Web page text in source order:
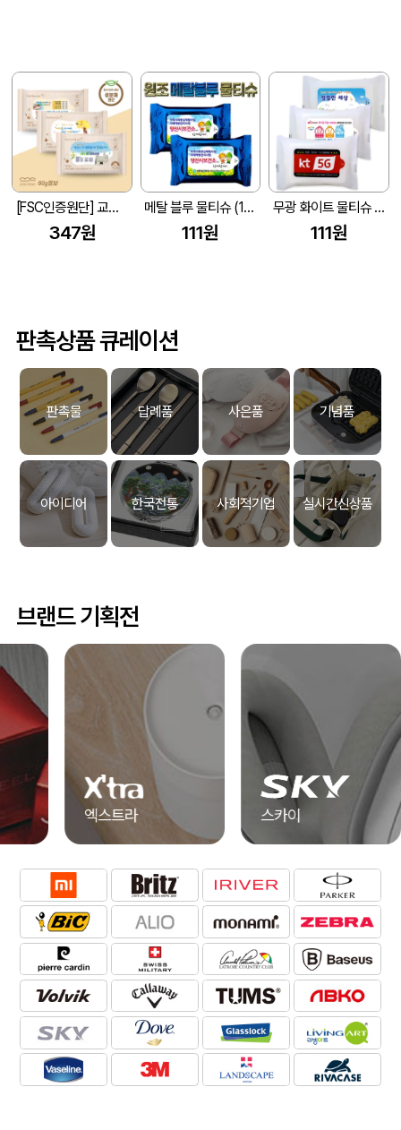
[FSC인증원단] 교회전도 3종 생분해 물티슈 10매(엠보싱)
347원
메탈 블루 물티슈 (10매/15매/20매) (150*90mm)
111원
무광 화이트 물티슈 (10매/15매/20매) (150*90mm)
111원
판촉상품 큐레이션
판촉물 답례품 사은품 기념품
아이디어 한국전통 사회적기업 실시간신상품
브랜드 기획전
엑스트라 스카이